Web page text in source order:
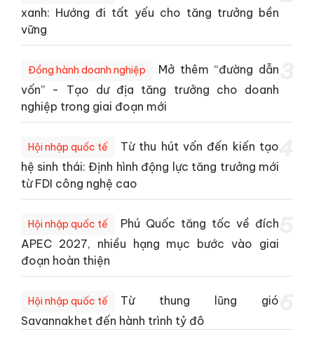
xanh: Hướng đi tất yếu cho tăng trưởng bền
vững
Đồng hành doanh nghiệp
Mở thêm “đường dẫn
vốn” - Tạo dư địa tăng trưởng cho doanh
nghiệp trong giai đoạn mới
Hội nhập quốc tế
Từ thu hút vốn đến kiến tạo
hệ sinh thái: Định hình động lực tăng trưởng mới
từ FDI công nghệ cao
Hội nhập quốc tế
Phú Quốc tăng tốc về đích
APEC 2027, nhiều hạng mục bước vào giai
đoạn hoàn thiện
Hội nhập quốc tế
Từ thung lũng gió
Savannakhet đến hành trình tỷ đô